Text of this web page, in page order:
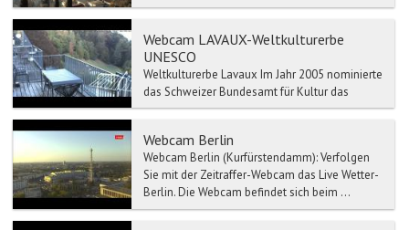
Webcam LAVAUX-Weltkulturerbe
UNESCO
Weltkulturerbe Lavaux Im Jahr 2005 nominierte
das Schweizer Bundesamt für Kultur das
Lavaux als UNESCO-Welterbe. Das
Webcam Berlin
Webcam Berlin (Kurfürstendamm): Verfolgen
Sie mit der Zeitraffer-Webcam das Live Wetter-
Berlin. Die Webcam befindet sich beim ...